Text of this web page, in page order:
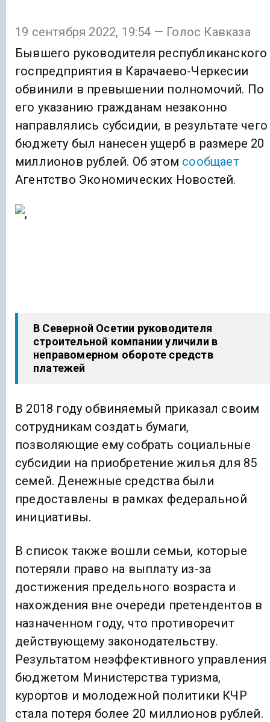
19 сентября 2022, 19:54 — Голос Кавказа
Бывшего руководителя республиканского
госпредприятия в Карачаево-Черкесии
обвинили в превышении полномочий. По
его указанию гражданам незаконно
направлялись субсидии, в результате чего
бюджету был нанесен ущерб в размере 20
миллионов рублей. Об этом сообщает
Агентство Экономических Новостей.
В Северной Осетии руководителя
строительной компании уличили в
неправомерном обороте средств
платежей
В 2018 году обвиняемый приказал своим
сотрудникам создать бумаги,
позволяющие ему собрать социальные
субсидии на приобретение жилья для 85
семей. Денежные средства были
предоставлены в рамках федеральной
инициативы.
В список также вошли семьи, которые
потеряли право на выплату из-за
достижения предельного возраста и
нахождения вне очереди претендентов в
назначенном году, что противоречит
действующему законодательству.
Результатом неэффективного управления
бюджетом Министерства туризма,
курортов и молодежной политики КЧР
стала потеря более 20 миллионов рублей.